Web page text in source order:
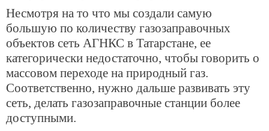
Несмотря на то что мы создали самую
большую по количеству газозаправочных
объектов сеть АГНКС в Татарстане, ее
категорически недостаточно, чтобы говорить о
массовом переходе на природный газ.
Соответственно, нужно дальше развивать эту
сеть, делать газозаправочные станции более
доступными.